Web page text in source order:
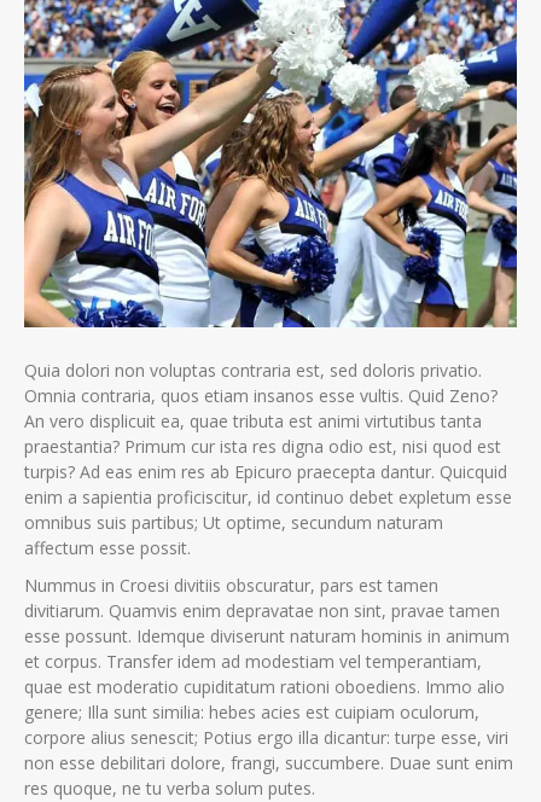
Quia dolori non voluptas contraria est, sed doloris privatio.
Omnia contraria, quos etiam insanos esse vultis. Quid Zeno?
An vero displicuit ea, quae tributa est animi virtutibus tanta
praestantia? Primum cur ista res digna odio est, nisi quod est
turpis? Ad eas enim res ab Epicuro praecepta dantur. Quicquid
enim a sapientia proficiscitur, id continuo debet expletum esse
omnibus suis partibus; Ut optime, secundum naturam
affectum esse possit.
Nummus in Croesi divitiis obscuratur, pars est tamen
divitiarum. Quamvis enim depravatae non sint, pravae tamen
esse possunt. Idemque diviserunt naturam hominis in animum
et corpus. Transfer idem ad modestiam vel temperantiam,
quae est moderatio cupiditatum rationi oboediens. Immo alio
genere; Illa sunt similia: hebes acies est cuipiam oculorum,
corpore alius senescit; Potius ergo illa dicantur: turpe esse, viri
non esse debilitari dolore, frangi, succumbere. Duae sunt enim
res quoque, ne tu verba solum putes.